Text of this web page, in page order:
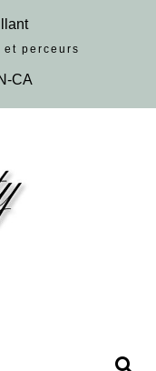
et perceurs